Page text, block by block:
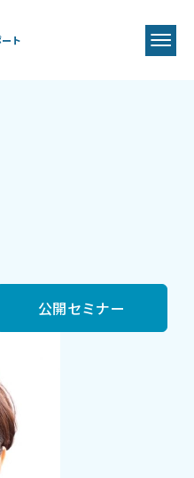
ト美保代
公開セミナー